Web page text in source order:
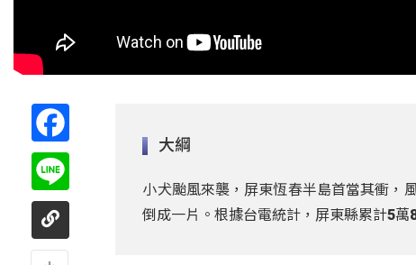
大綱
小犬颱風來襲，屏東恆春半島首當其衝，
倒成一片。根據台電統計，屏東縣累計5